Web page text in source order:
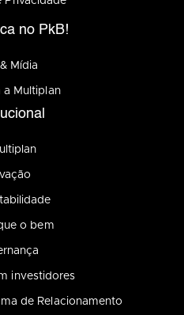
no PkB!
Mídia
a Multiplan
o bem
investidores
de Relacionamento